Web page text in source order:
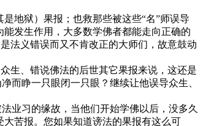
地狱）果报；也救那些被这些“名”师误导
发生作用，大多数学佛者都能走向正确的
法义错误而又不肯改正的大师们，故意鼓动
生、错说佛法的后世其它果报来说，这还是
而睁一只眼闭一只眼？继续让他误导众生、
业习的缘故，当他们开始学佛以后，没多久
苦报。您如果知道谤法的果报有这么可